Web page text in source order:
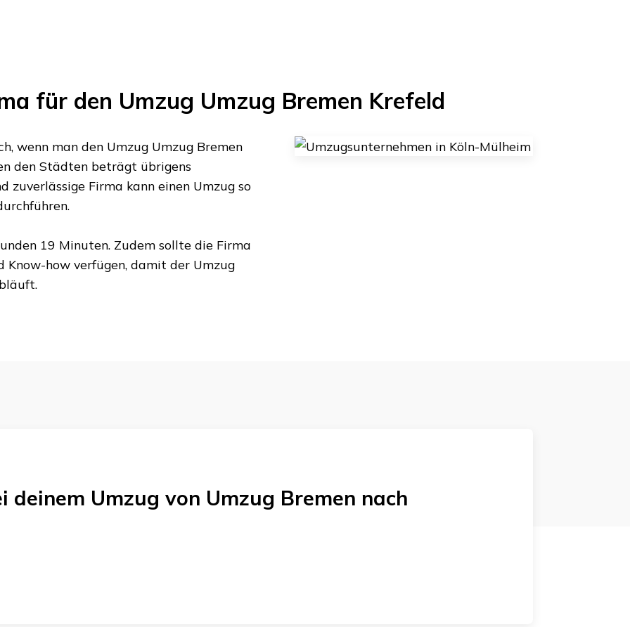
für den Umzug Umzug Bremen Krefeld
wenn man den Umzug Umzug Bremen
den Städten beträgt übrigens
zuverlässige Firma kann einen Umzug so
19 Minuten. Zudem sollte die Firma
Know-how verfügen, damit der Umzug
deinem Umzug von Umzug Bremen nach